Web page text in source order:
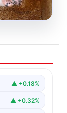
ekranı
kilo
▲ +0.18%
▲ +0.32%